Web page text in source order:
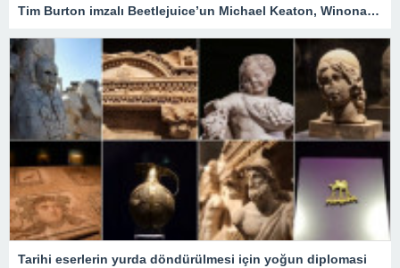
Tim Burton imzalı Beetlejuice’un Michael Keaton, Winona Ryder ve Jenna Ortega’lı devam filmi geliyor
Tarihi eserlerin yurda döndürülmesi için yoğun diplomasi